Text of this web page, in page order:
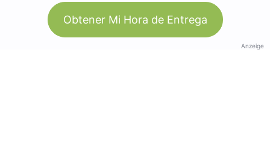
Obtener Mi Hora de Entrega
Anzeige